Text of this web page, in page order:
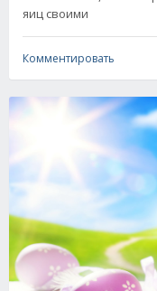
яиц своими
Комментировать